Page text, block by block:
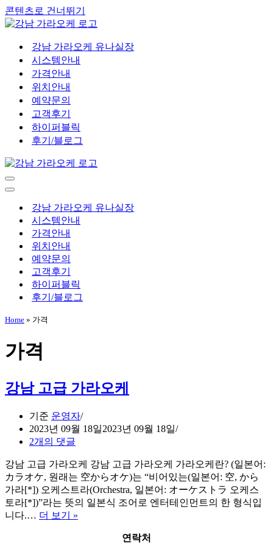
콘텐츠로 건너뛰기
강남 가라오케 유나실장
시스템안내
가격안내
위치안내
예약문의
고객후기
하이퍼블릭
후기/블로그
내
비
내
강남 가라오케 유나실장
시스템안내
가격안내
위치안내
예약문의
고객후기
하이퍼블릭
후기/블로그
Home » 가격
가격
강남 고급 가라오케
기준 운영자
2023년 09월 18일2023년 09월 18일
2개의 댓글
강남 고급 가라오케 강남 고급 가라오케 가라오케란? (일본어:
カラオケ, 원래는 空からオケ)는 “비어있는(일본어: 空, から
가라[*]) 오케스트라(Orchestra, 일본어: オーケストラ 오케스
토라[*])”라는 뜻의 일본식 조어로 엔터테인먼트의 한 형식입
니다.… 더 보기 »
연락처